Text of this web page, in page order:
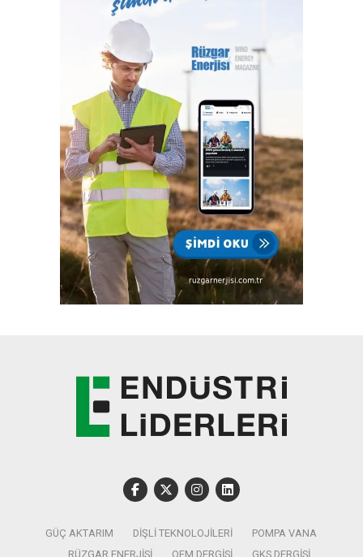
GÜÇ AKTARIM DIŞLI TEKNOLOJILERI
POMPA VANA
RÜZGAR ENERJISI
OEM DERGISI GKS DERGISI